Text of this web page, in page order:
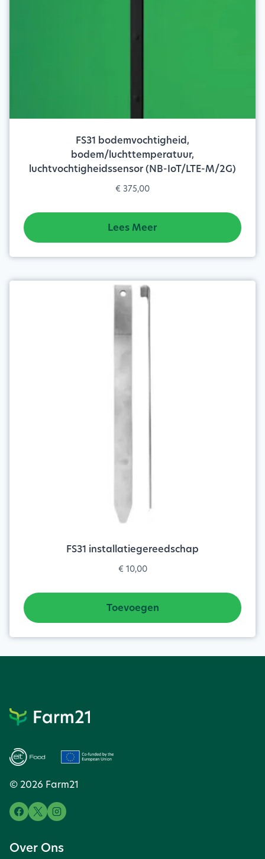
FS31 bodemvochtigheid,
bodem/luchttemperatuur,
luchtvochtigheidssensor (NB-IoT/LTE-M/2G)
€ 375,00
Lees Meer
FS31 installatiegereedschap
€ 10,00
Toevoegen
© 2026 Farm21
Over Ons